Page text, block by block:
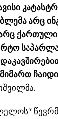
არც
ქართული.